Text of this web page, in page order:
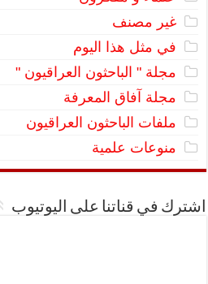
غير مصنف
في مثل هذا اليوم
مجلة " الباحثون العراقيون "
مجلة آفاق المعرفة
ملفات الباحثون العراقيون
منوعات علمية
اشترك في قناتنا على اليوتيوب